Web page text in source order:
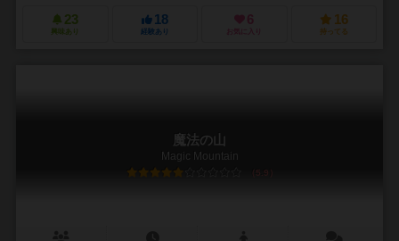
23
興味あり
18
経験あり
6
お気に入り
16
持ってる
魔法の山
Magic Mountain
5.9